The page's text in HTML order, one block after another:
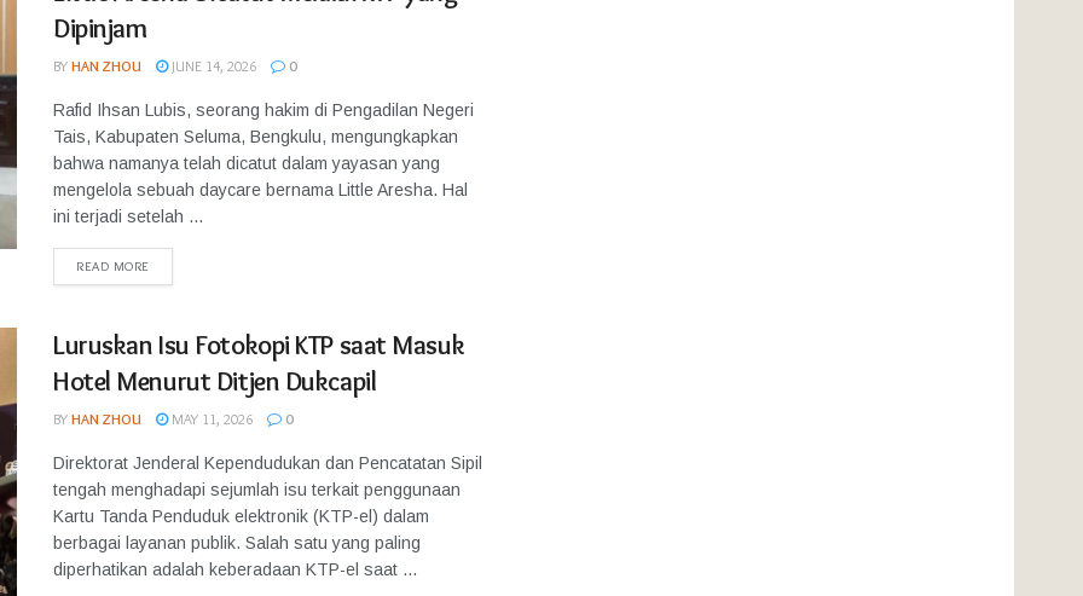
Dipinjam
BY HAN ZHOU JUNE 14, 2026 0
Rafid Ihsan Lubis, seorang hakim di Pengadilan Negeri
Tais, Kabupaten Seluma, Bengkulu, mengungkapkan
bahwa namanya telah dicatut dalam yayasan yang
mengelola sebuah daycare bernama Little Aresha. Hal
ini terjadi setelah ...
READ MORE
Luruskan Isu Fotokopi KTP saat Masuk
Hotel Menurut Ditjen Dukcapil
BY HAN ZHOU MAY 11, 2026 0
Direktorat Jenderal Kependudukan dan Pencatatan Sipil
tengah menghadapi sejumlah isu terkait penggunaan
Kartu Tanda Penduduk elektronik (KTP-el) dalam
berbagai layanan publik. Salah satu yang paling
diperhatikan adalah keberadaan KTP-el saat ...